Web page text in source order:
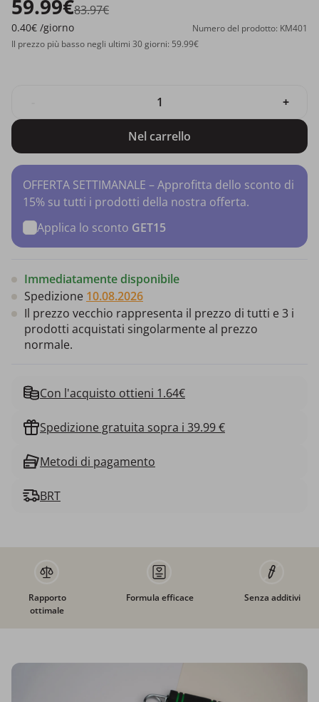
59.99€83.97€
0.40€ /giorno
Numero del prodotto: KM401
Il prezzo più basso negli ultimi 30 giorni: 59.99€
+
Nel carrello
OFFERTA SETTIMANALE – Approfitta dello sconto di
15% su tutti i prodotti della nostra offerta.
Applica lo sconto GET15
Immediatamente disponibile
Spedizione 10.08.2026
Il prezzo vecchio rappresenta il prezzo di tutti e 3 i
prodotti acquistati singolarmente al prezzo
normale.
Con l'acquisto ottieni 1.64€
Spedizione gratuita sopra i 39.99 €
Metodi di pagamento
BRT
Rapporto
ottimale
Formula efficace Senza additivi